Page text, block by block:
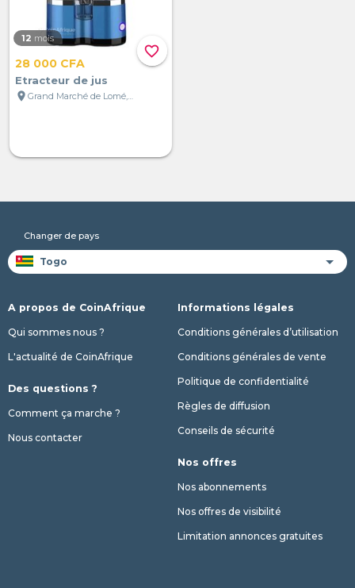
favorite_border
12 mois
28 000 CFA
Etracteur de jus
location_on
Changer de pays
A propos de CoinAfrique
Qui sommes nous ?
L'actualité de CoinAfrique
Des questions ?
Comment ça marche ?
Nous contacter
Informations légales
Conditions générales d’utilisation
Conditions générales de vente
Politique de confidentialité
Règles de diffusion
Conseils de sécurité
Nos offres
Nos abonnements
Nos offres de visibilité
Limitation annonces gratuites